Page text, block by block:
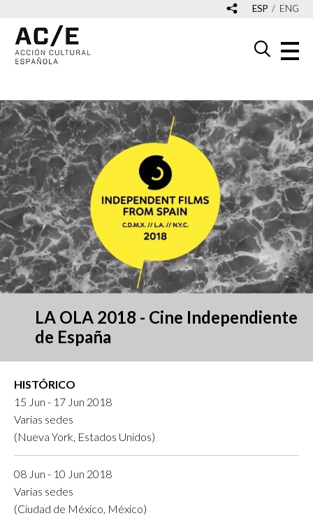
ESP ENG
LA OLA 2018 - Cine Independiente
de España
HISTÓRICO
15 Jun - 17 Jun 2018
Varias sedes
(Nueva York, Estados Unidos)
08 Jun - 10 Jun 2018
Varias sedes
(Ciudad de México, México)